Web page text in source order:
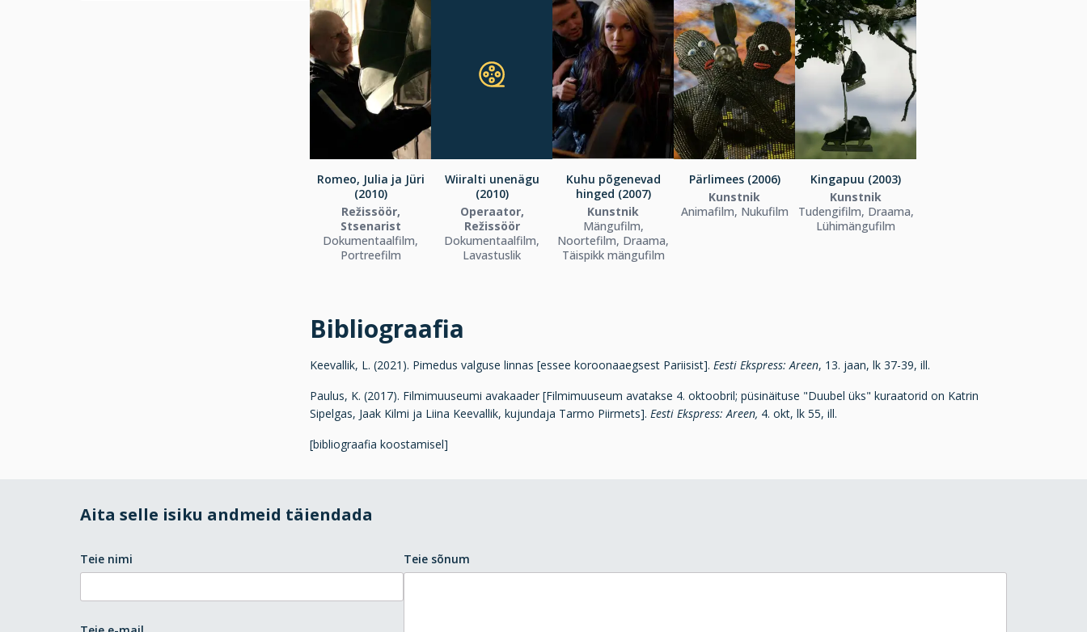
Romeo, Julia ja Jüri
(2010)
Režissöör,
Stsenarist
Dokumentaalfilm,
Portreefilm
Wiiralti unenägu
(2010)
Operaator,
Režissöör
Dokumentaalfilm,
Lavastuslik
Kuhu põgenevad
hinged (2007)
Kunstnik
Mängufilm,
Noortefilm, Draama,
Täispikk mängufilm
Pärlimees (2006)
Kunstnik
Animafilm, Nukufilm
Kingapuu (2003)
Kunstnik
Tudengifilm, Draama,
Lühimängufilm
Bibliograafia
Keevallik, L. (2021). Pimedus valguse linnas [essee koroonaaegsest Pariisist]. Eesti Ekspress: Areen, 13. jaan, lk 37-39, ill.
Paulus, K. (2017). Filmimuuseumi avakaader [Filmimuuseum avatakse 4. oktoobril; püsinäituse "Duubel üks" kuraatorid on Katrin
Sipelgas, Jaak Kilmi ja Liina Keevallik, kujundaja Tarmo Piirmets]. Eesti Ekspress: Areen, 4. okt, lk 55, ill.
[bibliograafia koostamisel]
Aita selle isiku andmeid täiendada
Teie nimi Teie sõnum